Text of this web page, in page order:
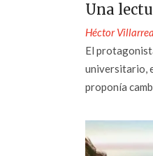
Una
Héctor
El
universitario,
proponía